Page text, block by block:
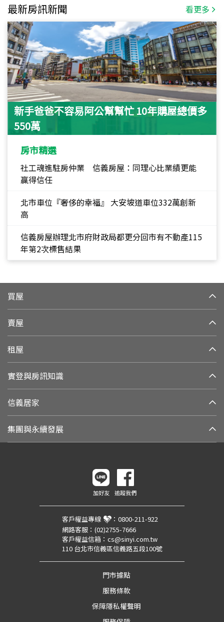
最新房訊新聞 看更多
新手爸爸不容易阿公幫幫忙 10年購屋總價多
550萬
房市精選
社工魂進駐房仲業 信義房屋：同理心比業績更能
贏得信任
北市車位『奢侈的幸福』 大安坡道車位332萬創新
高
信義房屋辦理北市府財政局都更分回市有不動產115
年第2次標售結果
買屋
賣屋
租屋
實登與房訊知識
信義居家
集團與永續發展
加好友 追蹤我們
客戶權益專線 ： 0800-211-922
網路客服： (02)2755-7666
客戶權益信箱： cs@sinyi.com.tw
110 台北市信義區信義路五段100號
門市據點
服務條款
保障隱私權聲明